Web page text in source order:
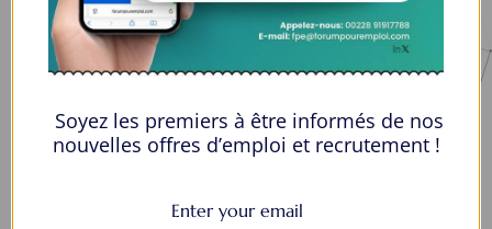
Postuler en ligne : 5 erreurs courantes à éviter pour maximiser vos
chances
8 Décisions Importantes Pour Ne Pas Vivre Avec Des Regrets
Espace Employeurs
Soyez les premiers à être informés de nos
nouvelles offres d’emploi et recrutement !